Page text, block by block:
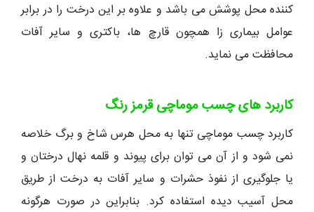
کننده محل پوشش می باشد و علاوه بر این درخت را در برابر
عوامل بیماری زا همچون قارچ ها، باکتری و سایر آفات
محافظت می نماید.
کاربرد های چسب موماچی قرمز رنگ
کاربرد چسب موماچی تنها به محل هرس شاخ و برگ خلاصه
نمی شود و از آن می توان برای پیوند و قلمه نهال درختان و
یا جلوگیری از نفوذ حشرات و سایر آفات به درخت از طریق
محل آسیب دیده استفاده کرد. بنابراین در صورت هرگونه